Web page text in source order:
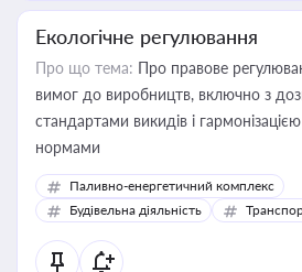
Екологічне регулювання
Про що тема: Про правове
вимог до виробництв, включно з
стандартами викидів і
нормами
Паливно-енергетичний комплекс
Будівельна діяльність